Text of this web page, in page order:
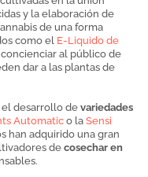
y la elaboración de
de una forma
como el E-Liquido de
al público de
dar a las plantas de
el desarrollo de variedades
Automatic o la Sensi
han adquirido una gran
de cosechar en